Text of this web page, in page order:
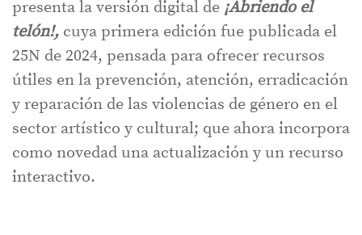
presenta la versión digital de ¡Abriendo el
telón!, cuya primera edición fue publicada el
25N de 2024, pensada para ofrecer recursos
útiles en la prevención, atención, erradicación
y reparación de las violencias de género en el
sector artístico y cultural; que ahora incorpora
como novedad una actualización y un recurso
interactivo.